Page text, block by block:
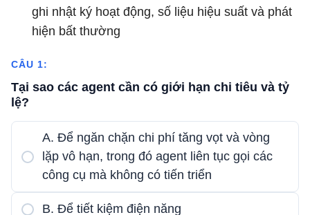
ghi nhật ký hoạt động, số liệu hiệu suất và phát
hiện bất thường
CÂU 1:
Tại sao các agent cần có giới hạn chi tiêu và tỷ
lệ?
A. Để ngăn chặn chi phí tăng vọt và vòng
lặp vô hạn, trong đó agent liên tục gọi các
công cụ mà không có tiến triển
B. Để tiết kiệm điện năng